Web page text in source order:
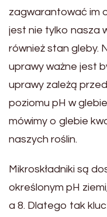
zagwarantować im
jest nie tylko nasza
również stan gleby.
uprawy ważne jest
uprawy zależą
poziomu pH w
mówimy o glebie
naszych roślin.
Mikroskładniki są
określonym pH
a 8. Dlatego tak